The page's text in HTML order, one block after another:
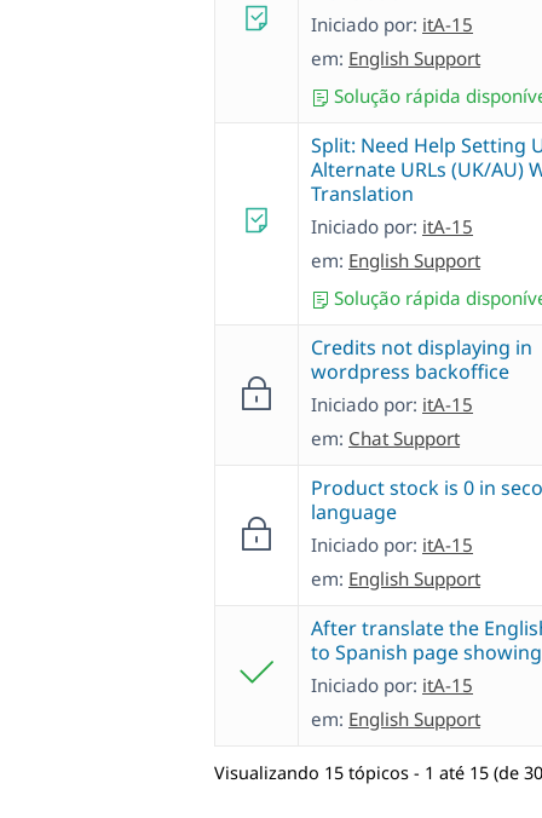
Iniciado por: itA-15
em: English Support
Solução rápida
Split: Need Help Setting
Alternate URLs (UK/AU)
Translation
Iniciado por: itA-15
em: English Support
Solução rápida
Credits not displaying in
wordpress backoffice
Iniciado por: itA-15
em: Chat Support
Product stock is 0 in
language
Iniciado por: itA-15
em: English Support
After translate the
to Spanish page
Iniciado por: itA-15
em: English Support
Visualizando 15 tópicos - 1 até 15 (de